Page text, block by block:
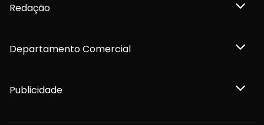
Redação
Departamento Comercial
Publicidade